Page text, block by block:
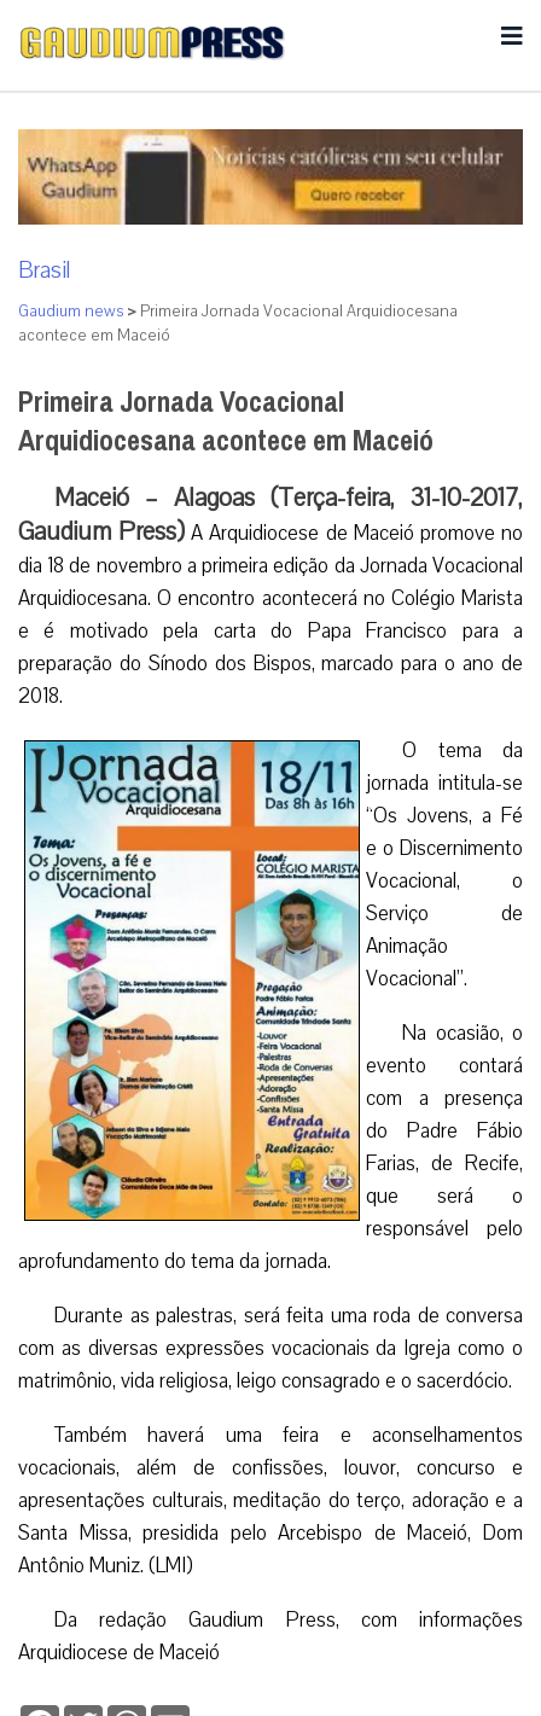
Brasil
Gaudium news > Primeira Jornada Vocacional Arquidiocesana
acontece em Maceió
Primeira Jornada Vocacional
Arquidiocesana acontece em Maceió
Maceió – Alagoas (Terça-feira, 31-10-2017,
Gaudium Press) A Arquidiocese de Maceió promove no
dia 18 de novembro a primeira edição da Jornada Vocacional
Arquidiocesana. O encontro acontecerá no Colégio Marista
e é motivado pela carta do Papa Francisco para a
preparação do Sínodo dos Bispos, marcado para o ano de
2018.
O tema da
jornada intitula-se
“Os Jovens, a Fé
e o Discernimento
Vocacional, o
Serviço de
Animação
Vocacional”.
Na ocasião, o
evento contará
com a presença
do Padre Fábio
Farias, de Recife,
que será o
responsável pelo
aprofundamento do tema da jornada.
Durante as palestras, será feita uma roda de conversa
com as diversas expressões vocacionais da Igreja como o
matrimônio, vida religiosa, leigo consagrado e o sacerdócio.
Também haverá uma feira e aconselhamentos
vocacionais, além de confissões, louvor, concurso e
apresentações culturais, meditação do terço, adoração e a
Santa Missa, presidida pelo Arcebispo de Maceió, Dom
Antônio Muniz. (LMI)
Da redação Gaudium Press, com informações
Arquidiocese de Maceió